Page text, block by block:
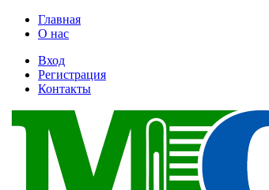
Главная
О нас
Вход
Регистрация
Контакты